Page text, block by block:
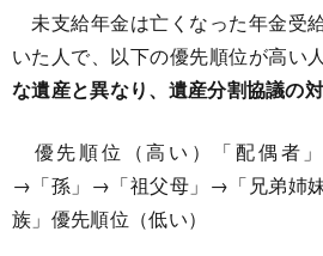
未支給年金は亡くなった年金受
いた人で、以下の優先順位が高い
な遺産と異なり、遺産分割協議の
優先順位（高い）「配偶者
→「孫」→「祖父母」→「兄弟姉
族」優先順位（低い）